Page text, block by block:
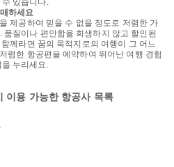
있습니다.
하세요
제공하여 믿을 수 없을 정도로 저렴한 가
질이나 편안함을 희생하지 않고 할인된
께라면 꿈의 목적지로의 여행이 그 어느
렴한 항공편을 예약하여 뛰어난 여행 경험
누리세요.
이용 가능한 항공사 목록